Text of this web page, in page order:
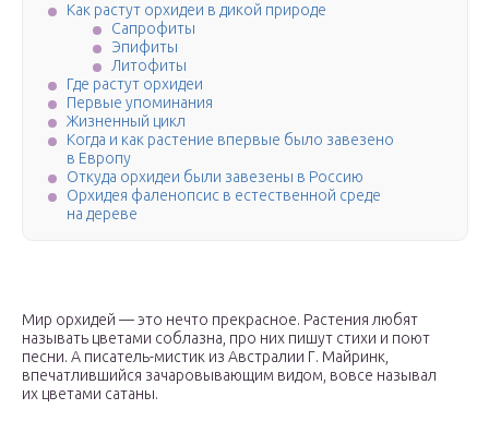
Как растут орхидеи в дикой природе
Сапрофиты
Эпифиты
Литофиты
Где растут орхидеи
Первые упоминания
Жизненный цикл
Когда и как растение впервые было завезено
в Европу
Откуда орхидеи были завезены в Россию
Орхидея фаленопсис в естественной среде
на дереве
Мир орхидей — это нечто прекрасное. Растения любят
называть цветами соблазна, про них пишут стихи и поют
песни. А писатель-мистик из Австралии Г. Майринк,
впечатлившийся зачаровывающим видом, вовсе называл
их цветами сатаны.